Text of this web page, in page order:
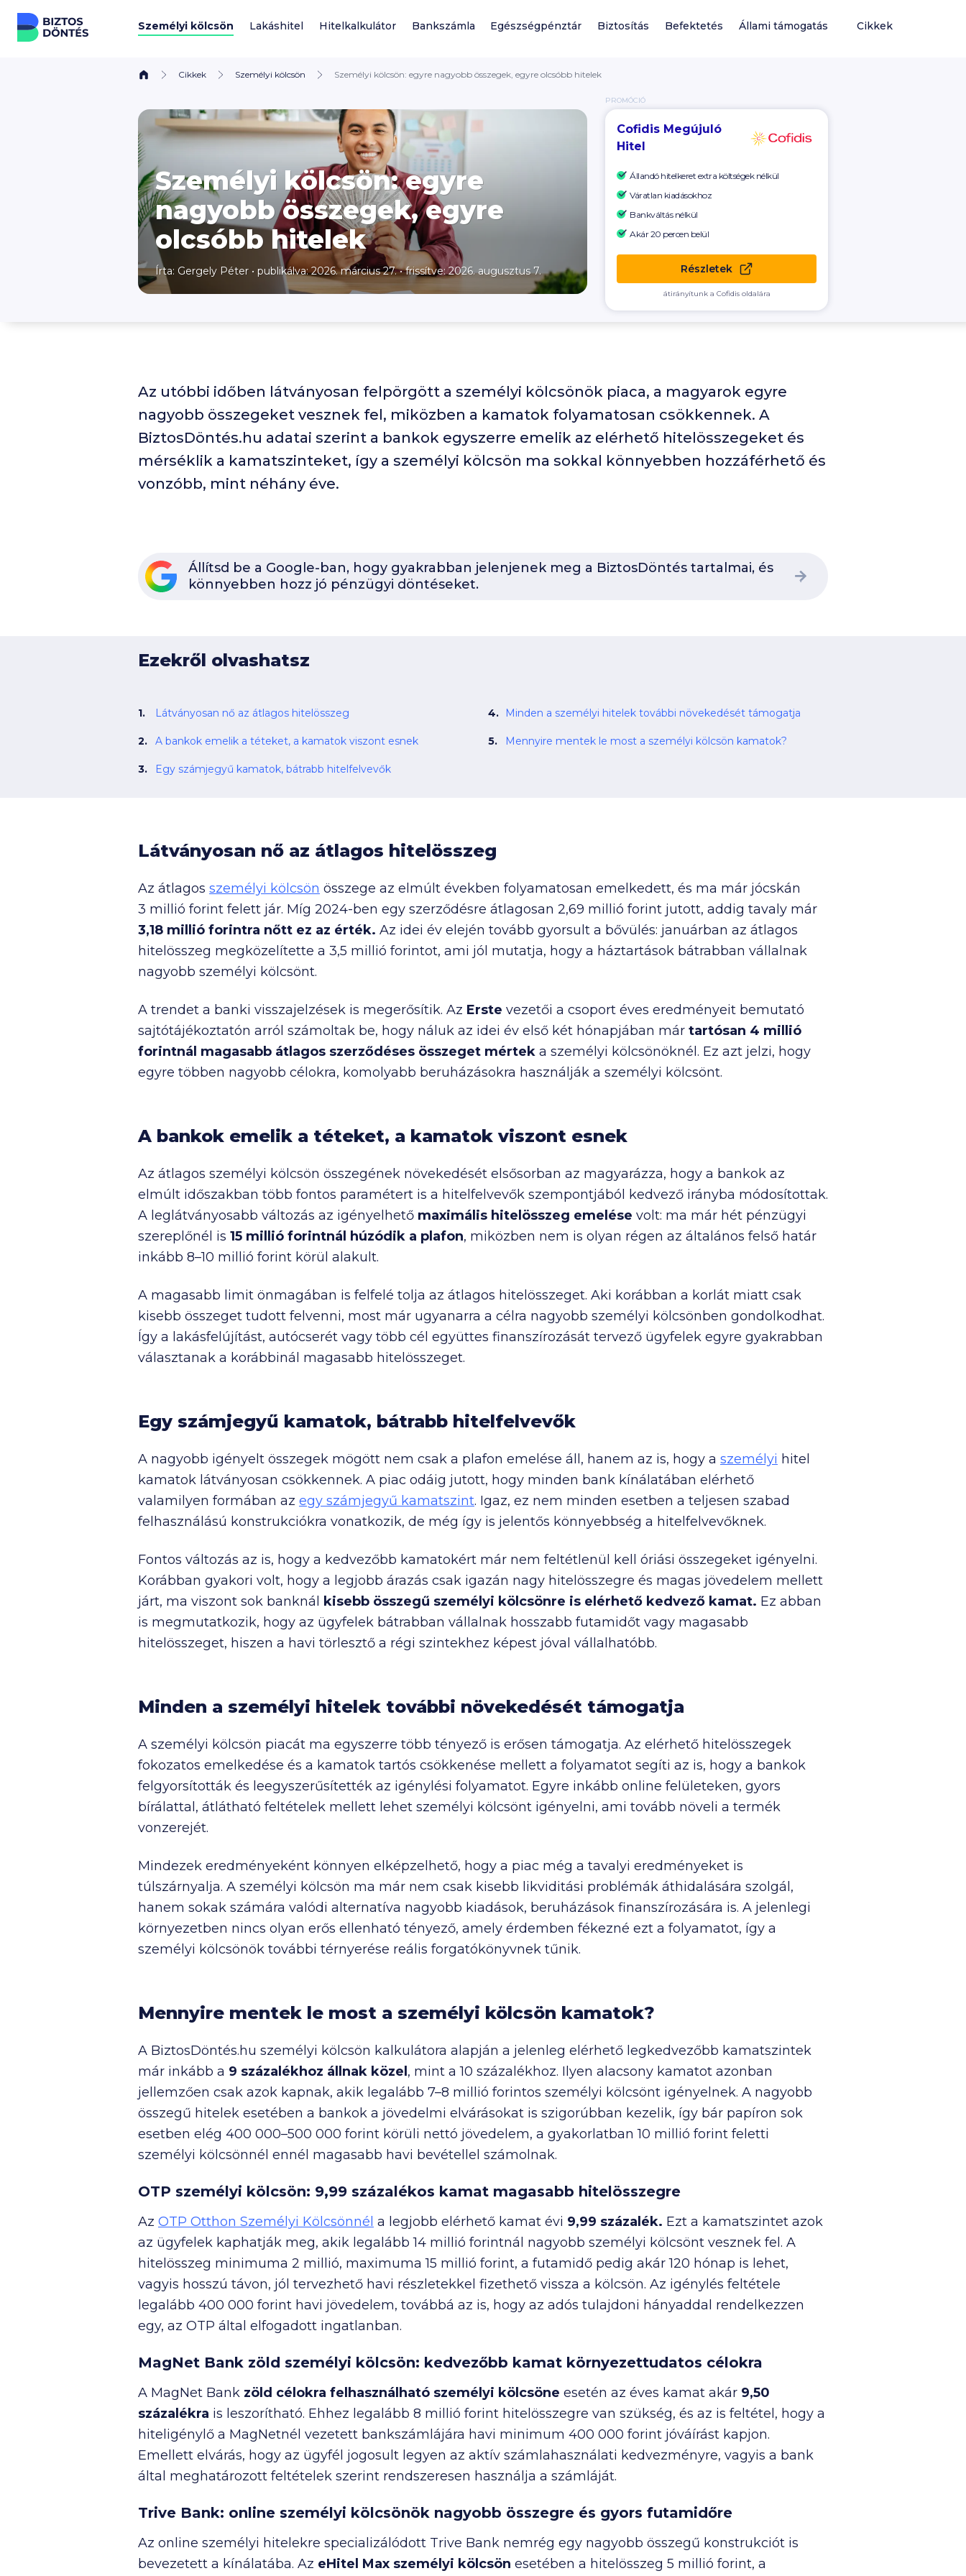
Ugrás a tartalomhoz
Személyi kölcsön Lakáshitel Hitelkalkulátor Bankszámla Egészségpénztár Biztosítás Befektetés Állami támogatás Cikkek
Cikkek Személyi kölcsön Személyi kölcsön: egyre nagyobb összegek, egyre olcsóbb hitelek
Személyi kölcsön: egyre
nagyobb összegek, egyre
olcsóbb hitelek
Írta: Gergely Péter • publikálva: 2026. március 27.•frissítve: 2026. augusztus 7.
PROMÓCIÓ
Cofidis Megújuló
Hitel
Állandó hitelkeret extra költségek nélkül
Váratlan kiadásokhoz
Bankváltás nélkül
Akár 20 percen belül
Részletek
átirányítunk a Cofidis oldalára
Az utóbbi időben látványosan felpörgött a személyi kölcsönök piaca, a magyarok egyre
nagyobb összegeket vesznek fel, miközben a kamatok folyamatosan csökkennek. A
BiztosDöntés.hu adatai szerint a bankok egyszerre emelik az elérhető hitelösszegeket és
mérséklik a kamatszinteket, így a személyi kölcsön ma sokkal könnyebben hozzáférhető és
vonzóbb, mint néhány éve.
Állítsd be a Google-ban, hogy gyakrabban jelenjenek meg a BiztosDöntés tartalmai, és
könnyebben hozz jó pénzügyi döntéseket.
Ezekről olvashatsz
Látványosan nő az átlagos hitelösszeg
A bankok emelik a téteket, a kamatok viszont esnek
Egy számjegyű kamatok, bátrabb hitelfelvevők
Minden a személyi hitelek további növekedését támogatja
Mennyire mentek le most a személyi kölcsön kamatok?
Látványosan nő az átlagos hitelösszeg
Az átlagos személyi kölcsön összege az elmúlt években folyamatosan emelkedett, és ma már jócskán
3 millió forint felett jár. Míg 2024-ben egy szerződésre átlagosan 2,69 millió forint jutott, addig tavaly már
3,18 millió forintra nőtt ez az érték. Az idei év elején tovább gyorsult a bővülés: januárban az átlagos
hitelösszeg megközelítette a 3,5 millió forintot, ami jól mutatja, hogy a háztartások bátrabban vállalnak
nagyobb személyi kölcsönt.
A trendet a banki visszajelzések is megerősítik. Az Erste vezetői a csoport éves eredményeit bemutató
sajtótájékoztatón arról számoltak be, hogy náluk az idei év első két hónapjában már tartósan 4 millió
forintnál magasabb átlagos szerződéses összeget mértek a személyi kölcsönöknél. Ez azt jelzi, hogy
egyre többen nagyobb célokra, komolyabb beruházásokra használják a személyi kölcsönt.
A bankok emelik a téteket, a kamatok viszont esnek
Az átlagos személyi kölcsön összegének növekedését elsősorban az magyarázza, hogy a bankok az
elmúlt időszakban több fontos paramétert is a hitelfelvevők szempontjából kedvező irányba módosítottak.
A leglátványosabb változás az igényelhető maximális hitelösszeg emelése volt: ma már hét pénzügyi
szereplőnél is 15 millió forintnál húzódik a plafon, miközben nem is olyan régen az általános felső határ
inkább 8–10 millió forint körül alakult.
A magasabb limit önmagában is felfelé tolja az átlagos hitelösszeget. Aki korábban a korlát miatt csak
kisebb összeget tudott felvenni, most már ugyanarra a célra nagyobb személyi kölcsönben gondolkodhat.
Így a lakásfelújítást, autócserét vagy több cél együttes finanszírozását tervező ügyfelek egyre gyakrabban
választanak a korábbinál magasabb hitelösszeget.
Egy számjegyű kamatok, bátrabb hitelfelvevők
A nagyobb igényelt összegek mögött nem csak a plafon emelése áll, hanem az is, hogy a személyi hitel
kamatok látványosan csökkennek. A piac odáig jutott, hogy minden bank kínálatában elérhető
valamilyen formában az egy számjegyű kamatszint. Igaz, ez nem minden esetben a teljesen szabad
felhasználású konstrukciókra vonatkozik, de még így is jelentős könnyebbség a hitelfelvevőknek.
Fontos változás az is, hogy a kedvezőbb kamatokért már nem feltétlenül kell óriási összegeket igényelni.
Korábban gyakori volt, hogy a legjobb árazás csak igazán nagy hitelösszegre és magas jövedelem mellett
járt, ma viszont sok banknál
kisebb összegű személyi kölcsönre is elérhető kedvező kamat. Ez abban
is megmutatkozik, hogy az ügyfelek bátrabban vállalnak hosszabb futamidőt vagy magasabb
hitelösszeget, hiszen a havi törlesztő a régi szintekhez képest jóval vállalhatóbb.
Minden a személyi hitelek további növekedését támogatja
A személyi kölcsön piacát ma egyszerre több tényező is erősen támogatja. Az elérhető hitelösszegek
fokozatos emelkedése és a kamatok tartós csökkenése mellett a folyamatot segíti az is, hogy a bankok
felgyorsították és leegyszerűsítették az igénylési folyamatot. Egyre inkább online felületeken, gyors
bírálattal, átlátható feltételek mellett lehet személyi kölcsönt igényelni, ami tovább növeli a termék
vonzerejét.
Mindezek eredményeként könnyen elképzelhető, hogy a piac még a tavalyi eredményeket is
túlszárnyalja. A személyi kölcsön ma már nem csak kisebb likviditási problémák áthidalására szolgál,
hanem sokak számára valódi alternatíva nagyobb kiadások, beruházások finanszírozására is. A jelenlegi
környezetben nincs olyan erős ellenható tényező, amely érdemben fékezné ezt a folyamatot, így a
személyi kölcsönök további térnyerése reális forgatókönyvnek tűnik.
Mennyire mentek le most a személyi kölcsön kamatok?
A BiztosDöntés.hu személyi kölcsön kalkulátora alapján a jelenleg elérhető legkedvezőbb kamatszintek
már inkább a 9 százalékhoz állnak közel , mint a 10 százalékhoz. Ilyen alacsony kamatot azonban
jellemzően csak azok kapnak, akik legalább 7–8 millió forintos személyi kölcsönt igényelnek. A nagyobb
összegű hitelek esetében a bankok a jövedelmi elvárásokat is szigorúbban kezelik, így bár papíron sok
esetben elég 400 000–500 000 forint körüli nettó jövedelem, a gyakorlatban10 millió forint feletti
személyi kölcsönnél ennél magasabb havi bevétellel számolnak.
OTP személyi kölcsön: 9,99 százalékos kamat magasabb hitelösszegre
Az OTP Otthon Személyi Kölcsönnél a legjobb elérhető kamat évi 9,99 százalék. Ezt a kamatszintet azok
az ügyfelek kaphatják meg, akik legalább14 millió forintnál nagyobb személyi kölcsönt vesznek fel. A
hitelösszeg minimuma 2 millió, maximuma15 millió forint, a futamidő pedig akár 120 hónap is lehet,
vagyis hosszú távon, jól tervezhető havi részletekkel fizethető vissza a kölcsön. Az igénylés feltétele
legalább 400 000 forint havi jövedelem, továbbá az is, hogy az adós tulajdoni hányaddal rendelkezzen
egy, az OTP által elfogadott ingatlanban.
MagNet Bank zöld személyi kölcsön: kedvezőbb kamat környezettudatos célokra
A MagNet Bank zöld célokra felhasználható személyi kölcsöne esetén az éves kamat akár 9,50
százalékra is leszorítható. Ehhez legalább 8 millió forint hitelösszegre van szükség, és az is feltétel, hogy a
hiteligénylő a MagNetnél vezetett bankszámlájára havi minimum 400 000 forint jóváírást kapjon.
Emellett elvárás, hogy az ügyfél jogosult legyen az aktív számlahasználati kedvezményre, vagyis a bank
által meghatározott feltételek szerint rendszeresen használja a számláját.
Trive Bank: online személyi kölcsönök nagyobb összegre és gyors futamidőre
Az online személyi hitelekre specializálódott Trive Bank nemrég egy nagyobb összegű konstrukciót is
bevezetett a kínálatába. Az eHitel Max személyi kölcsön esetében a hitelösszeg 5 millió forint, a